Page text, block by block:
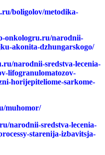
boligolov/metodika-
onkologru.ru/narodnii-
akonita-dzhungarskogo/
narodnii-sredstva-lecenia-
lifogranulomatozov-
horijepiteliome-sarkome-
muhomor/
narodnii-sredstva-lecenia-
starenija-izbavitsja-